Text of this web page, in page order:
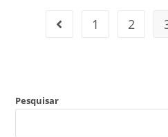
1 2
Pesquisar